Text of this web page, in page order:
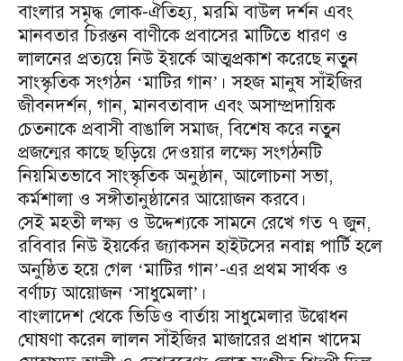
বাংলার সমৃদ্ধ লোক-ঐতিহ্য, মরমি বাউল দর্শন এবং
মানবতার চিরন্তন বাণীকে প্রবাসের মাটিতে ধারণ ও
লালনের প্রত্যয়ে নিউ ইয়র্কে আত্মপ্রকাশ করেছে নতুন
সাংস্কৃতিক সংগঠন ‘মাটির গান’। সহজ মানুষ সাঁইজির
জীবনদর্শন, গান, মানবতাবাদ এবং অসাম্প্রদায়িক
চেতনাকে প্রবাসী বাঙালি সমাজ, বিশেষ করে নতুন
প্রজন্মের কাছে ছড়িয়ে দেওয়ার লক্ষ্যে সংগঠনটি
নিয়মিতভাবে সাংস্কৃতিক অনুষ্ঠান, আলোচনা সভা,
কর্মশালা ও সঙ্গীতানুষ্ঠানের আয়োজন করবে।
সেই মহতী লক্ষ্য ও উদ্দেশ্যকে সামনে রেখে গত ৭ জুন,
রবিবার নিউ ইয়র্কের জ্যাকসন হাইটসের নবান্ন পার্টি হলে
অনুষ্ঠিত হয়ে গেল ‘মাটির গান’-এর প্রথম সার্থক ও
বর্ণাঢ্য আয়োজন ‘সাধুমেলা’।
বাংলাদেশ থেকে ভিডিও বার্তায় সাধুমেলার উদ্বোধন
ঘোষণা করেন লালন সাঁইজির মাজারের প্রধান খাদেম